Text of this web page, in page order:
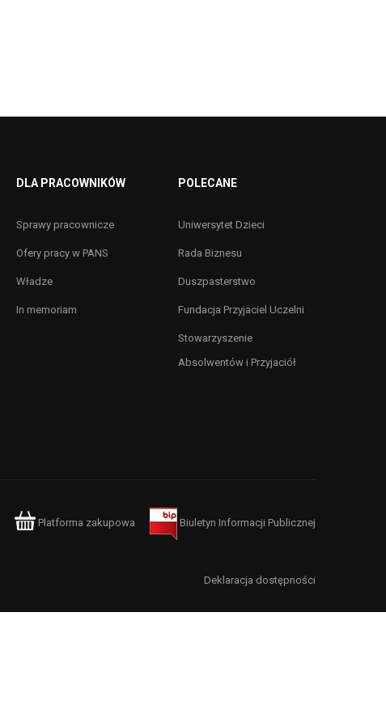
DLA PRACOWNIKÓW
Sprawy pracownicze
Ofery pracy w PANS
Władze
In memoriam
POLECANE
Uniwersytet Dzieci
Rada Biznesu
Duszpasterstwo
Fundacja Przyjaciel Uczelni
Stowarzyszenie
Absolwentów i Przyjaciół
Platforma zakupowa Biuletyn Informacji Publicznej
Deklaracja dostępności